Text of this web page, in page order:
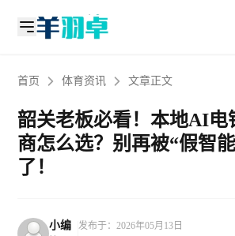
首页 体育资讯 文章正文
韶关老板必看！本地AI电
商怎么选？别再被“假智
了！
小编
发布于：2026年05月13日